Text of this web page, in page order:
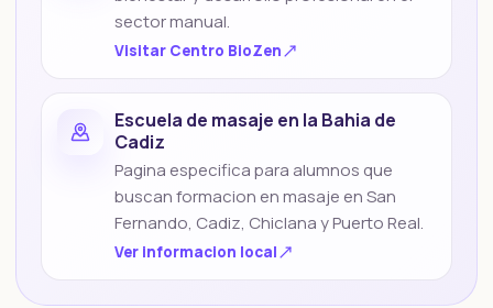
sector manual.
Visitar Centro BioZen
Escuela de masaje en la Bahia de
Cadiz
Pagina especifica para alumnos que
buscan formacion en masaje en San
Fernando, Cadiz, Chiclana y Puerto Real.
Ver informacion local